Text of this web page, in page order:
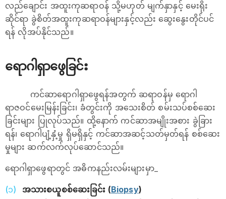
လည်ချောင်း အထူးကုဆရာဝန် သို့မဟုတ် မျက်နှာနှင့် မေးရိုး
ဆိုင်ရာ ခွဲစိတ်အထူးကုဆရာဝန်များနှင့်လည်း ဆွေးနွေးတိုင်ပင်
ရန် လိုအပ်နိုင်သည်။
ရောဂါရှာဖွေခြင်း
ကင်ဆာရောဂါရှာဖွေရန်အတွက် ဆရာဝန်မှ ရောဂါ
ရာဇဝင်မေးမြန်းခြင်း၊ ခံတွင်းကို အသေးစိတ် စမ်းသပ်စစ်ဆေး
ခြင်းများ ပြုလုပ်သည်။ ထို့နောက် ကင်ဆာအမျိုးအစား ခွဲခြား
ရန်၊ ရောဂါပျံ့နှံ့မှု ရှိမရှိနှင့် ကင်ဆာအဆင့်သတ်မှတ်ရန် စစ်ဆေး
မှုများ ဆက်လက်လုပ်ဆောင်သည်။
ရောဂါရှာဖွေရာတွင် အဓိကနည်းလမ်းများမှာ_
အသားစယူစစ်ဆေးခြင်း (Biopsy)